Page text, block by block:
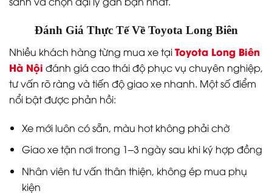
Đánh Giá Thực Tế Về Toyota Long Biên
Nhiều khách hàng từng mua xe tạiToyota Long Biên
Hà Nội đánh giá cao thái độ phục vụ chuyên nghiệp,
tư vấn rõ ràng và tiến độ giao xe nhanh. Một số điểm
nổi bật được phản hồi:
Xe mới luôn có sẵn, màu hot không phải chờ
Giao xe tận nơi trong 1–3 ngày sau khi ký hợp đồng
Nhân viên tư vấn thân thiện, không ép mua phụ
kiện